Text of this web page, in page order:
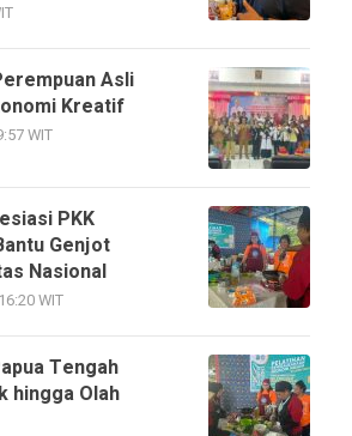
Asli
Kreatif
WIT
PKK
Genjot
Nasional
WIT
Tengah
hingga Olah